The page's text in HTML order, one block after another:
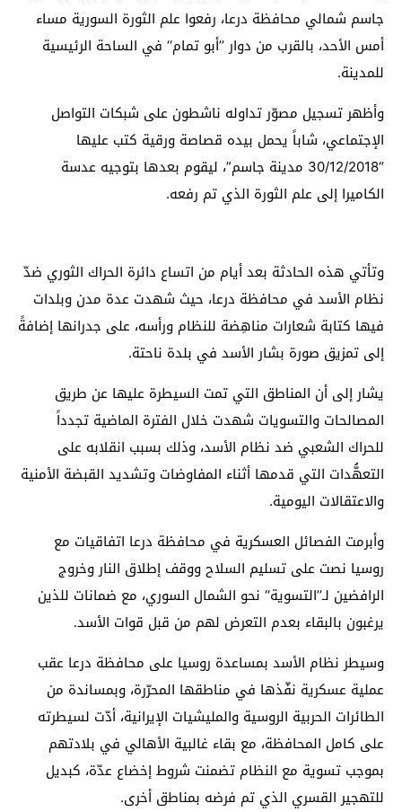
جاسم شمالي محافظة درعا، رفعوا علم الثورة السورية مساء
أمس الأحد، بالقرب من دوار ’’أبو تمام‘‘ في الساحة الرئيسية
للمدينة.
وأظهر تسجيل مصوّر تداوله ناشطون على شبكات التواصل
الإجتماعي، شاباً يحمل بيده قصاصة ورقية كتب عليها
“30/12/2018 مدينة جاسم”، ليقوم بعدها بتوجيه عدسة
الكاميرا إلى علم الثورة الذي تم رفعه.
وتأتي هذه الحادثة بعد أيام من اتساع دائرة الحراك الثوري ضدّ
نظام الأسد في محافظة درعا، حيث شهدت عدة مدن وبلدات
فيها كتابة شعارات مناهِضة للنظام ورأسه، على جدرانها إضافةً
إلى تمزيق صورة بشار الأسد في بلدة ناحتة.
يشار إلى أن المناطق التي تمت السيطرة عليها عن طريق
المصالحات والتسويات شهدت خلال الفترة الماضية تجدداً
للحراك الشعبي ضد نظام الأسد، وذلك بسبب انقلابه على
التعهُّدات التي قدمها أثناء المفاوضات وتشديد القبضة الأمنية
والاعتقالات اليومية.
وأبرمت الفصائل العسكرية في محافظة درعا اتفاقيات مع
روسيا نصت على تسليم السلاح ووقف إطلاق النار وخروج
الرافضين لـ’’التسوية‘‘ نحو الشمال السوري، مع ضمانات للذين
يرغبون بالبقاء بعدم التعرض لهم من قبل قوات الأسد.
وسيطر نظام الأسد بمساعدة روسيا على محافظة درعا عقب
عملية عسكرية نفّذها في مناطقها المحرّرة، وبمساندة من
الطائرات الحربية الروسية والمليشيات الإيرانية، أدّت لسيطرته
على كامل المحافظة، مع بقاء غالبية الأهالي في بلادتهم
بموجب تسوية مع النظام تضمنت شروط إخضاع عدّة، كبديل
للتهجير القسري الذي تم فرضه بمناطق أخرى.